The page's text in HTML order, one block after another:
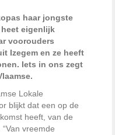
haar jongste
eigenlijk
voorouders
Izegem en ze heeft
Iets in ons zegt
Lokale
blijkt dat een op de
heeft, van de
vreemde